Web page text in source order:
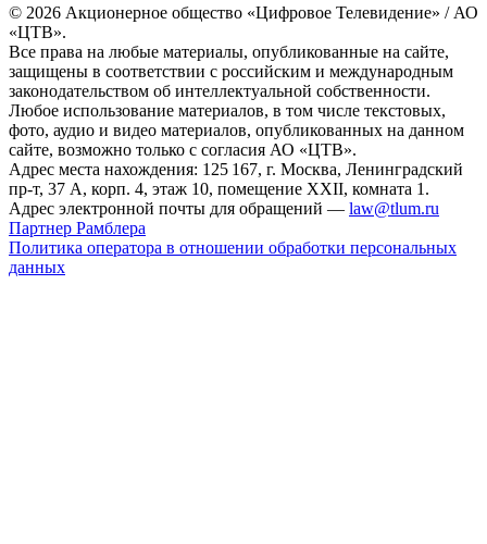
© 2026 Акционерное общество «Цифровое Телевидение» / АО
«ЦТВ».
Все права на любые материалы, опубликованные на сайте,
защищены в соответствии с российским и международным
законодательством об интеллектуальной собственности.
Любое использование материалов, в том числе текстовых,
фото, аудио и видео материалов, опубликованных на данном
сайте, возможно только с согласия АО «ЦТВ».
Адрес места нахождения: 125 167, г. Москва, Ленинградский
пр-т, 37 А, корп. 4, этаж 10, помещение XXII, комната 1.
Адрес электронной почты для обращений — law@tlum.ru
Партнер Рамблера
Политика оператора в отношении обработки персональных
данных